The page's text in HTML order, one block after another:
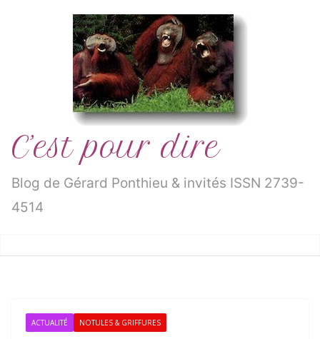
C’est pour dire
Blog de Gérard Ponthieu & invités ISSN 2739-
4514
ACTUALITÉ NOTULES & GRIFFURES